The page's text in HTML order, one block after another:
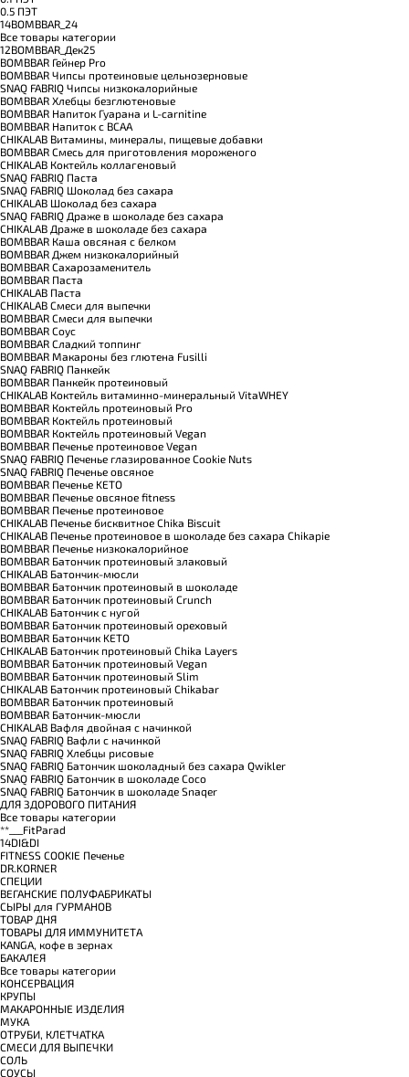
0.5 ПЭТ
14BOMBBAR_24
Все товары категории
12BOMBBAR_Дек25
BOMBBAR Гейнер Pro
BOMBBAR Чипсы протеиновые цельнозерновые
SNAQ FABRIQ Чипсы низкокалорийные
BOMBBAR Хлебцы безглютеновые
BOMBBAR Напиток Гуарана и L-carnitine
BOMBBAR Напиток с BCAA
CHIKALAB Витамины, минералы, пищевые добавки
BOMBBAR Смесь для приготовления мороженого
CHIKALAB Коктейль коллагеновый
SNAQ FABRIQ Паста
SNAQ FABRIQ Шоколад без сахара
CHIKALAB Шоколад без сахара
SNAQ FABRIQ Драже в шоколаде без сахара
CHIKALAB Драже в шоколаде без сахара
BOMBBAR Каша овсяная с белком
BOMBBAR Джем низкокалорийный
BOMBBAR Сахарозаменитель
BOMBBAR Паста
CHIKALAB Паста
CHIKALAB Смеси для выпечки
BOMBBAR Смеси для выпечки
BOMBBAR Соус
BOMBBAR Сладкий топпинг
BOMBBAR Макароны без глютена Fusilli
SNAQ FABRIQ Панкейк
BOMBBAR Панкейк протеиновый
CHIKALAB Коктейль витаминно-минеральный VitaWHEY
BOMBBAR Коктейль протеиновый Pro
BOMBBAR Коктейль протеиновый
BOMBBAR Коктейль протеиновый Vegan
BOMBBAR Печенье протеиновое Vegan
SNAQ FABRIQ Печенье глазированное Cookie Nuts
SNAQ FABRIQ Печенье овсяное
BOMBBAR Печенье KETO
BOMBBAR Печенье овсяное fitness
BOMBBAR Печенье протеиновое
CHIKALAB Печенье бисквитное Chika Biscuit
CHIKALAB Печенье протеиновое в шоколаде без сахара Chikapie
BOMBBAR Печенье низкокалорийное
BOMBBAR Батончик протеиновый злаковый
CHIKALAB Батончик-мюсли
BOMBBAR Батончик протеиновый в шоколаде
BOMBBAR Батончик протеиновый Crunch
CHIKALAB Батончик с нугой
BOMBBAR Батончик протеиновый ореховый
BOMBBAR Батончик KETO
CHIKALAB Батончик протеиновый Chika Layers
BOMBBAR Батончик протеиновый Vegan
BOMBBAR Батончик протеиновый Slim
CHIKALAB Батончик протеиновый Chikabar
BOMBBAR Батончик протеиновый
BOMBBAR Батончик-мюсли
CHIKALAB Вафля двойная с начинкой
SNAQ FABRIQ Вафли с начинкой
SNAQ FABRIQ Хлебцы рисовые
SNAQ FABRIQ Батончик шоколадный без сахара Qwikler
SNAQ FABRIQ Батончик в шоколаде Coco
SNAQ FABRIQ Батончик в шоколаде Snaqer
ДЛЯ ЗДОРОВОГО ПИТАНИЯ
Все товары категории
**___FitParad
14DI&DI
FITNESS COOKIE Печенье
DR.KORNER
СПЕЦИИ
ВЕГАНСКИЕ ПОЛУФАБРИКАТЫ
СЫРЫ для ГУРМАНОВ
TОВАР ДНЯ
TОВАРЫ ДЛЯ ИММУНИТЕТА
КANGA, кофе в зернах
БАКАЛЕЯ
Все товары категории
КОНСЕРВАЦИЯ
КРУПЫ
МАКАРОННЫЕ ИЗДЕЛИЯ
МУКА
ОТРУБИ, КЛЕТЧАТКА
СМЕСИ ДЛЯ ВЫПЕЧКИ
СОЛЬ
СОУСЫ